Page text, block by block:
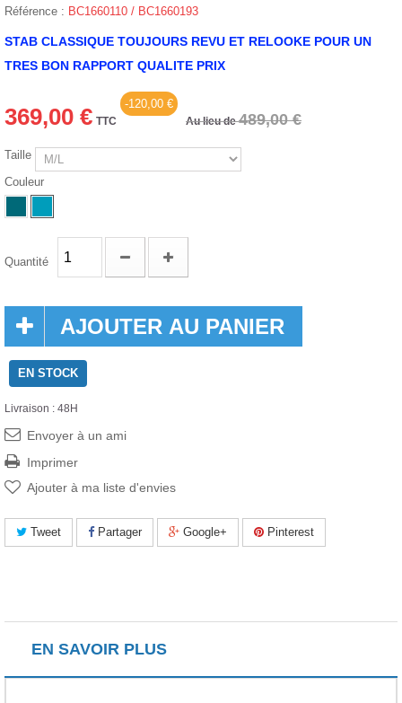
Référence : BC1660110 / BC1660193
STAB CLASSIQUE TOUJOURS REVU ET RELOOKE POUR UN
TRES BON RAPPORT QUALITE PRIX
369,00 € TTC
-120,00 €
Au lieu de489,00 €
Taille
Couleur
Quantité
AJOUTER AU PANIER
EN STOCK
Livraison : 48H
Envoyer à un ami
Imprimer
Ajouter à ma liste d'envies
Tweet Partager Google+ Pinterest
EN SAVOIR PLUS